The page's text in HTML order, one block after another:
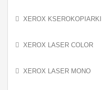
XEROX KSEROKOPIARKI
XEROX LASER COLOR
XEROX LASER MONO